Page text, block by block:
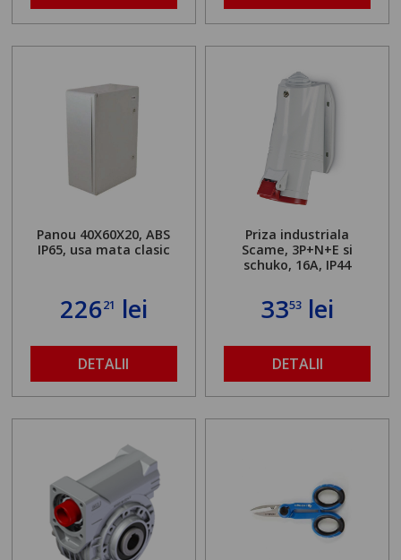
Panou 40X60X20, ABS
IP65, usa mata clasic
22621 lei
DETALII
Priza industriala
Scame, 3P+N+E si
schuko, 16A, IP44
3353 lei
DETALII